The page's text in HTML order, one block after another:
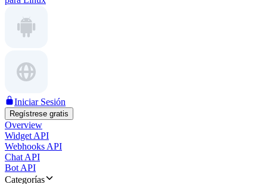
Iniciar Sesión
Regístrese gratis
Overview
Widget API
Webhooks API
Chat API
Bot API
Categorías